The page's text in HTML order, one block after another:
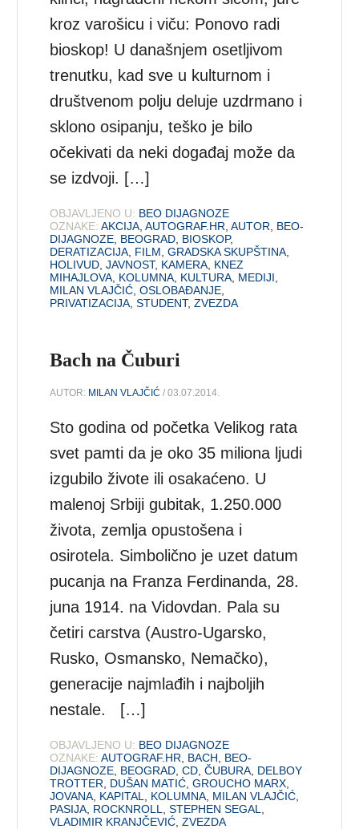
kroz varošicu i viču: Ponovo radi
bioskop! U današnjem osetljivom
trenutku, kad sve u kulturnom i
društvenom polju deluje uzdrmano i
sklono osipanju, teško je bilo
očekivati da neki događaj može da
se izdvoji. […]
OBJAVLJENO U: BEO DIJAGNOZE
OZNAKE: AKCIJA ,AUTOGRAF.HR ,AUTOR
BEO-
DIJAGNOZE BEOGRAD BIOSKOP,
DERATIZACIJA FILM ,GRADSKA SKUPŠTINA
HOLIVUD ,JAVNOST, KAMERA KNEZ
MIHAJLOVA KOLUMNA KULTURA MEDIJI
MILAN VLAJČIĆ ,OSLOBAĐANJE
PRIVATIZACIJA ,STUDENT,ZVEZDA
Bach na Čuburi
AUTOR: MILAN VLAJČIĆ / 03.07.2014.
Sto godina od početka Velikog rata
svet pamti da je oko 35 miliona ljudi
izgubilo živote ili osakaćeno. U
malenoj Srbiji gubitak, 1.250.000
života, zemlja opustošena i
osirotela. Simbolično je uzet datum
pucanja na Franza Ferdinanda, 28.
juna 1914. na Vidovdan. Pala su
četiri carstva (Austro-Ugarsko,
Rusko, Osmansko, Nemačko),
generacije najmlađih i najboljih
nestale. […]
OBJAVLJENO U: BEO DIJAGNOZE
OZNAKE: AUTOGRAF.HR BACH
BEO-
DIJAGNOZE BEOGRAD ,CD ,ČUBURA DELBOY
TROTTER
DUŠAN MATIĆ ,GROUCHO MARX
JOVANA KAPITAL KOLUMNA MILAN VLAJČIĆ
PASIJA ROCKNROLL ,STEPHEN SEGAL
VLADIMIR KRANJČEVIĆ ,ZVEZDA